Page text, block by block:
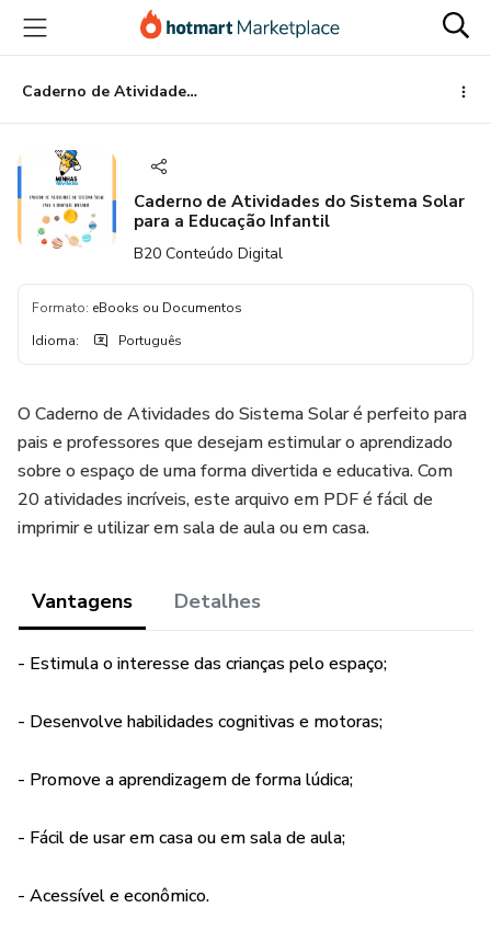
para
conteúdo
principal
para
pagamento
para
rodapé
Caderno de Atividades do Sistema Solar para a Educação Infantil
Caderno de Atividades do Sistema Solar
para a Educação Infantil
B20 Conteúdo Digital
Formato: eBooks ou Documentos
Idioma: Português
O Caderno de Atividades do Sistema Solar é perfeito para
pais e professores que desejam estimular o aprendizado
sobre o espaço de uma forma divertida e educativa. Com
20 atividades incríveis, este arquivo em PDF é fácil de
imprimir e utilizar em sala de aula ou em casa.
Vantagens Detalhes
- Estimula o interesse das crianças pelo espaço;
- Desenvolve habilidades cognitivas e motoras;
- Promove a aprendizagem de forma lúdica;
- Fácil de usar em casa ou em sala de aula;
- Acessível e econômico.